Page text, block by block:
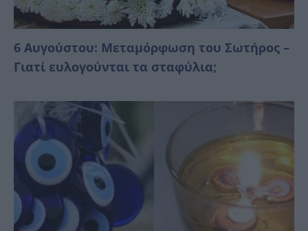
6 Αυγούστου: Μεταμόρφωση του Σωτήρος –
Γιατί ευλογούνται τα σταφύλια;